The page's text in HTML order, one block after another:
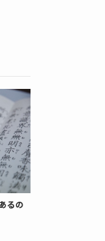
るの